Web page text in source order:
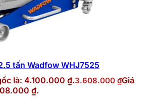
tấn Wadfow WHJ7525
là: 4.100.000 ₫.3.608.000 ₫Giá
₫.